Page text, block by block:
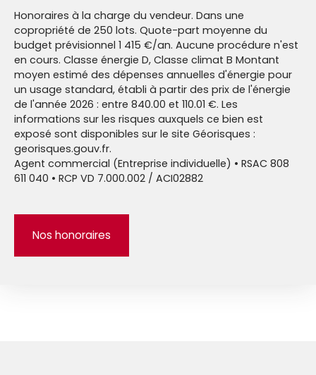
Honoraires à la charge du vendeur. Dans une
copropriété de 250 lots. Quote-part moyenne du
budget prévisionnel 1 415 €/an. Aucune procédure n'est
en cours. Classe énergie D, Classe climat B Montant
moyen estimé des dépenses annuelles d'énergie pour
un usage standard, établi à partir des prix de l'énergie
de l'année 2026 : entre 840.00 et 110.01 €. Les
informations sur les risques auxquels ce bien est
exposé sont disponibles sur le site Géorisques :
georisques.gouv.fr.
Agent commercial (Entreprise individuelle) • RSAC 808
611 040 • RCP VD 7.000.002 / ACI02882
Nos honoraires